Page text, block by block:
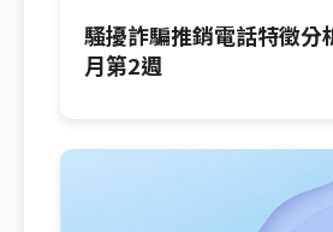
騷擾詐騙推銷電話特徵分
月第2週